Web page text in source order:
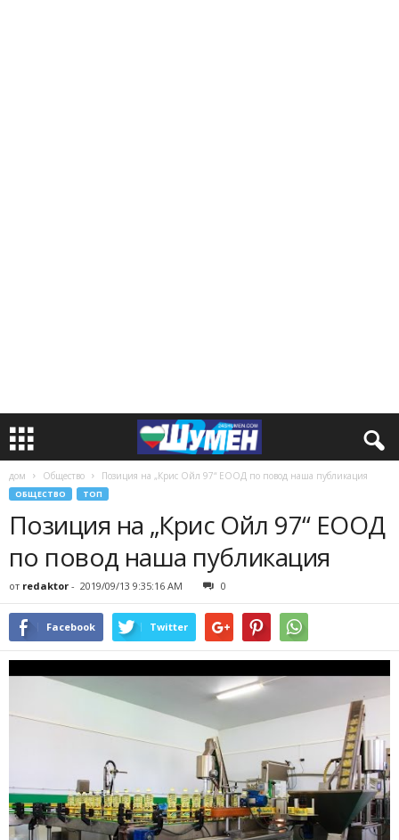
дом Общество Позиция на „Крис Ойл 97“ ЕООД по повод наша публикация
ОБЩЕСТВО ТОП
Позиция на „Крис Ойл 97“ ЕООД
по повод наша публикация
от redaktor - 2019/09/13 9:35:16 AM 0
Facebook Twitter